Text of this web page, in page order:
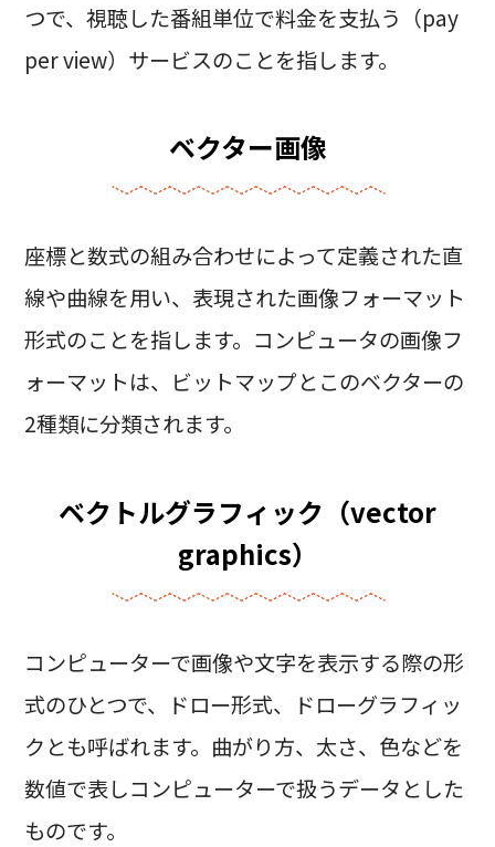
つで、視聴した番組単位で料金を支払う（pay
per view）サービスのことを指します。
ベクター画像
座標と数式の組み合わせによって定義された直
線や曲線を用い、表現された画像フォーマット
形式のことを指します。コンピュータの画像フ
ォーマットは、ビットマップとこのベクターの
2種類に分類されます。
ベクトルグラフィック（vector
graphics）
コンピューターで画像や文字を表示する際の形
式のひとつで、ドロー形式、ドローグラフィッ
クとも呼ばれます。曲がり方、太さ、色などを
数値で表しコンピューターで扱うデータとした
ものです。